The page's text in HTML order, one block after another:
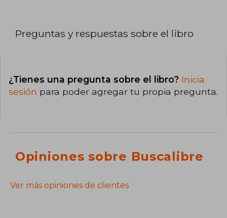
Preguntas y respuestas sobre el libro
¿Tienes una pregunta sobre el libro? Inicia
sesión para poder agregar tu propia pregunta.
Opiniones sobre Buscalibre
Ver más opiniones de clientes